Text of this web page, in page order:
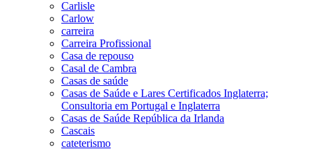
Carlisle
Carlow
carreira
Carreira Profissional
Casa de repouso
Casal de Cambra
Casas de saúde
Casas de Saúde e Lares Certificados Inglaterra;
Consultoria em Portugal e Inglaterra
Casas de Saúde República da Irlanda
Cascais
cateterismo